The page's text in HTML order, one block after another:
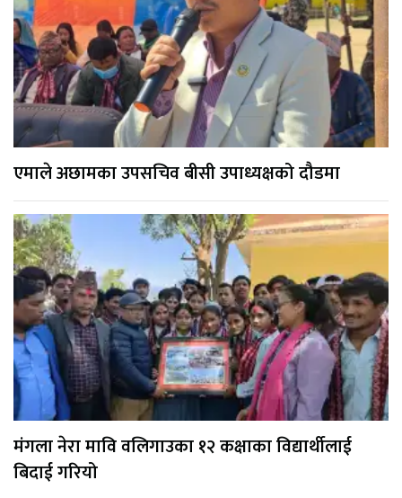
एमाले अछामका उपसचिव बीसी उपाध्यक्षको दौडमा
मंगला नेरा मावि वलिगाउका १२ कक्षाका विद्यार्थीलाई
बिदाई गरियो